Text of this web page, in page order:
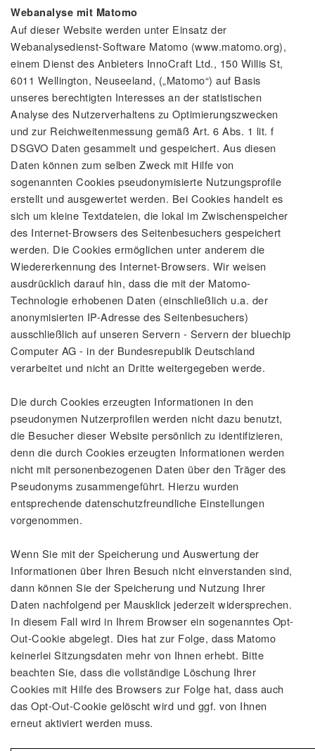
Webanalyse mit Matomo
Auf dieser Website werden unter Einsatz der
Webanalysedienst-Software Matomo (www.matomo.org),
einem Dienst des Anbieters InnoCraft Ltd., 150 Willis St,
6011 Wellington, Neuseeland, („Matomo“) auf Basis
unseres berechtigten Interesses an der statistischen
Analyse des Nutzerverhaltens zu Optimierungszwecken
und zur Reichweitenmessung gemäß Art. 6 Abs. 1 lit. f
DSGVO Daten gesammelt und gespeichert. Aus diesen
Daten können zum selben Zweck mit Hilfe von
sogenannten Cookies pseudonymisierte Nutzungsprofile
erstellt und ausgewertet werden. Bei Cookies handelt es
sich um kleine Textdateien, die lokal im Zwischenspeicher
des Internet-Browsers des Seitenbesuchers gespeichert
werden. Die Cookies ermöglichen unter anderem die
Wiedererkennung des Internet-Browsers. Wir weisen
ausdrücklich darauf hin, dass die mit der Matomo-
Technologie erhobenen Daten (einschließlich u.a. der
anonymisierten IP-Adresse des Seitenbesuchers)
ausschließlich auf unseren Servern - Servern der bluechip
Computer AG - in der Bundesrepublik Deutschland
verarbeitet und nicht an Dritte weitergegeben werde.
Die durch Cookies erzeugten Informationen in den
pseudonymen Nutzerprofilen werden nicht dazu benutzt,
die Besucher dieser Website persönlich zu identifizieren,
denn die durch Cookies erzeugten Informationen werden
nicht mit personenbezogenen Daten über den Träger des
Pseudonyms zusammengeführt. Hierzu wurden
entsprechende datenschutzfreundliche Einstellungen
vorgenommen.
Wenn Sie mit der Speicherung und Auswertung der
Informationen über Ihren Besuch nicht einverstanden sind,
dann können Sie der Speicherung und Nutzung Ihrer
Daten nachfolgend per Mausklick jederzeit widersprechen.
In diesem Fall wird in Ihrem Browser ein sogenanntes Opt-
Out-Cookie abgelegt. Dies hat zur Folge, dass Matomo
keinerlei Sitzungsdaten mehr von Ihnen erhebt. Bitte
beachten Sie, dass die vollständige Löschung Ihrer
Cookies mit Hilfe des Browsers zur Folge hat, dass auch
das Opt-Out-Cookie gelöscht wird und ggf. von Ihnen
erneut aktiviert werden muss.